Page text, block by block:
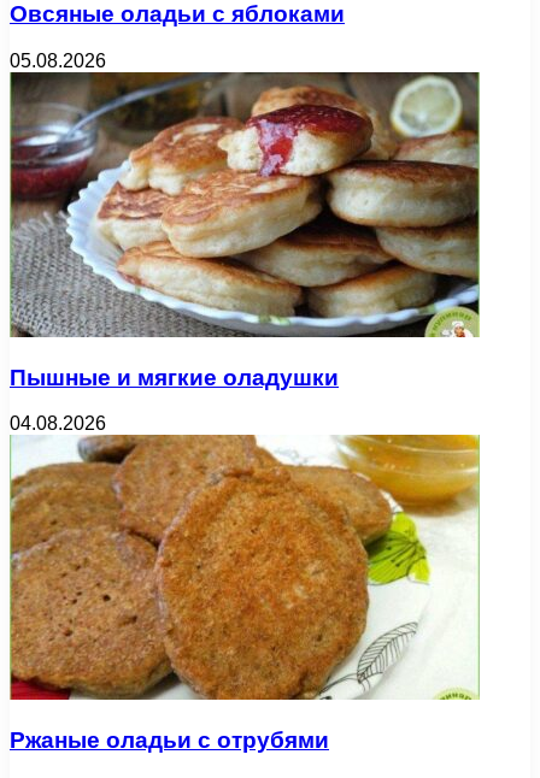
Овсяные оладьи с яблоками
05.08.2026
Пышные и мягкие оладушки
04.08.2026
Ржаные оладьи с отрубями